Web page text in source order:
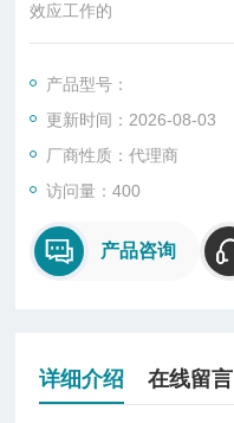
效应工作的
产品型号：
更新时间：2026-08-03
厂商性质：代理商
访问量：400
产品咨询
详细介绍 在线留言